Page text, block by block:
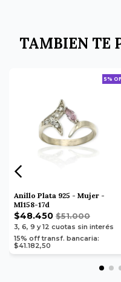
TAMBIEN TE
5%
Anillo Plata 925 - Mujer -
Ml158-17d
$48.450 $51.000
3, 6, 9 y 12 cuotas sin interés
15% off transf. bancaria:
$41.182,50